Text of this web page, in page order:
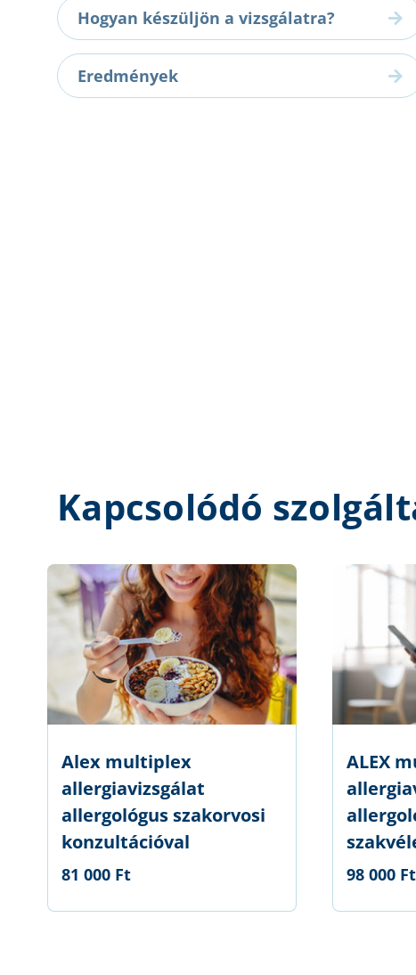
Hogyan készüljön a vizsgálatra?
Eredmények
Kapcsolódó
Alex multiplex
allergiavizsgálat
allergológus szakorvosi
konzultációval
81 000 Ft
ALEX
98 000 Ft